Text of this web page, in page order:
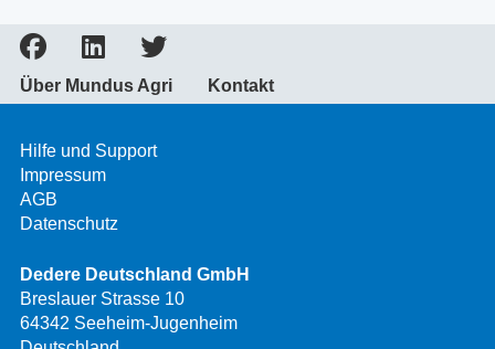
Über Mundus Agri Kontakt
Hilfe und Support
Impressum
AGB
Datenschutz
Dedere Deutschland GmbH
Breslauer Strasse 10
64342 Seeheim-Jugenheim